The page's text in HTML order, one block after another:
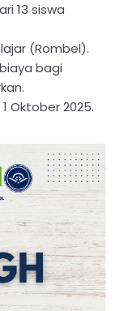
13 siswa
(Rombel).
bagi
Oktober 2025.